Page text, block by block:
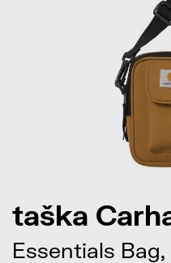
taška
Essentials Bag,